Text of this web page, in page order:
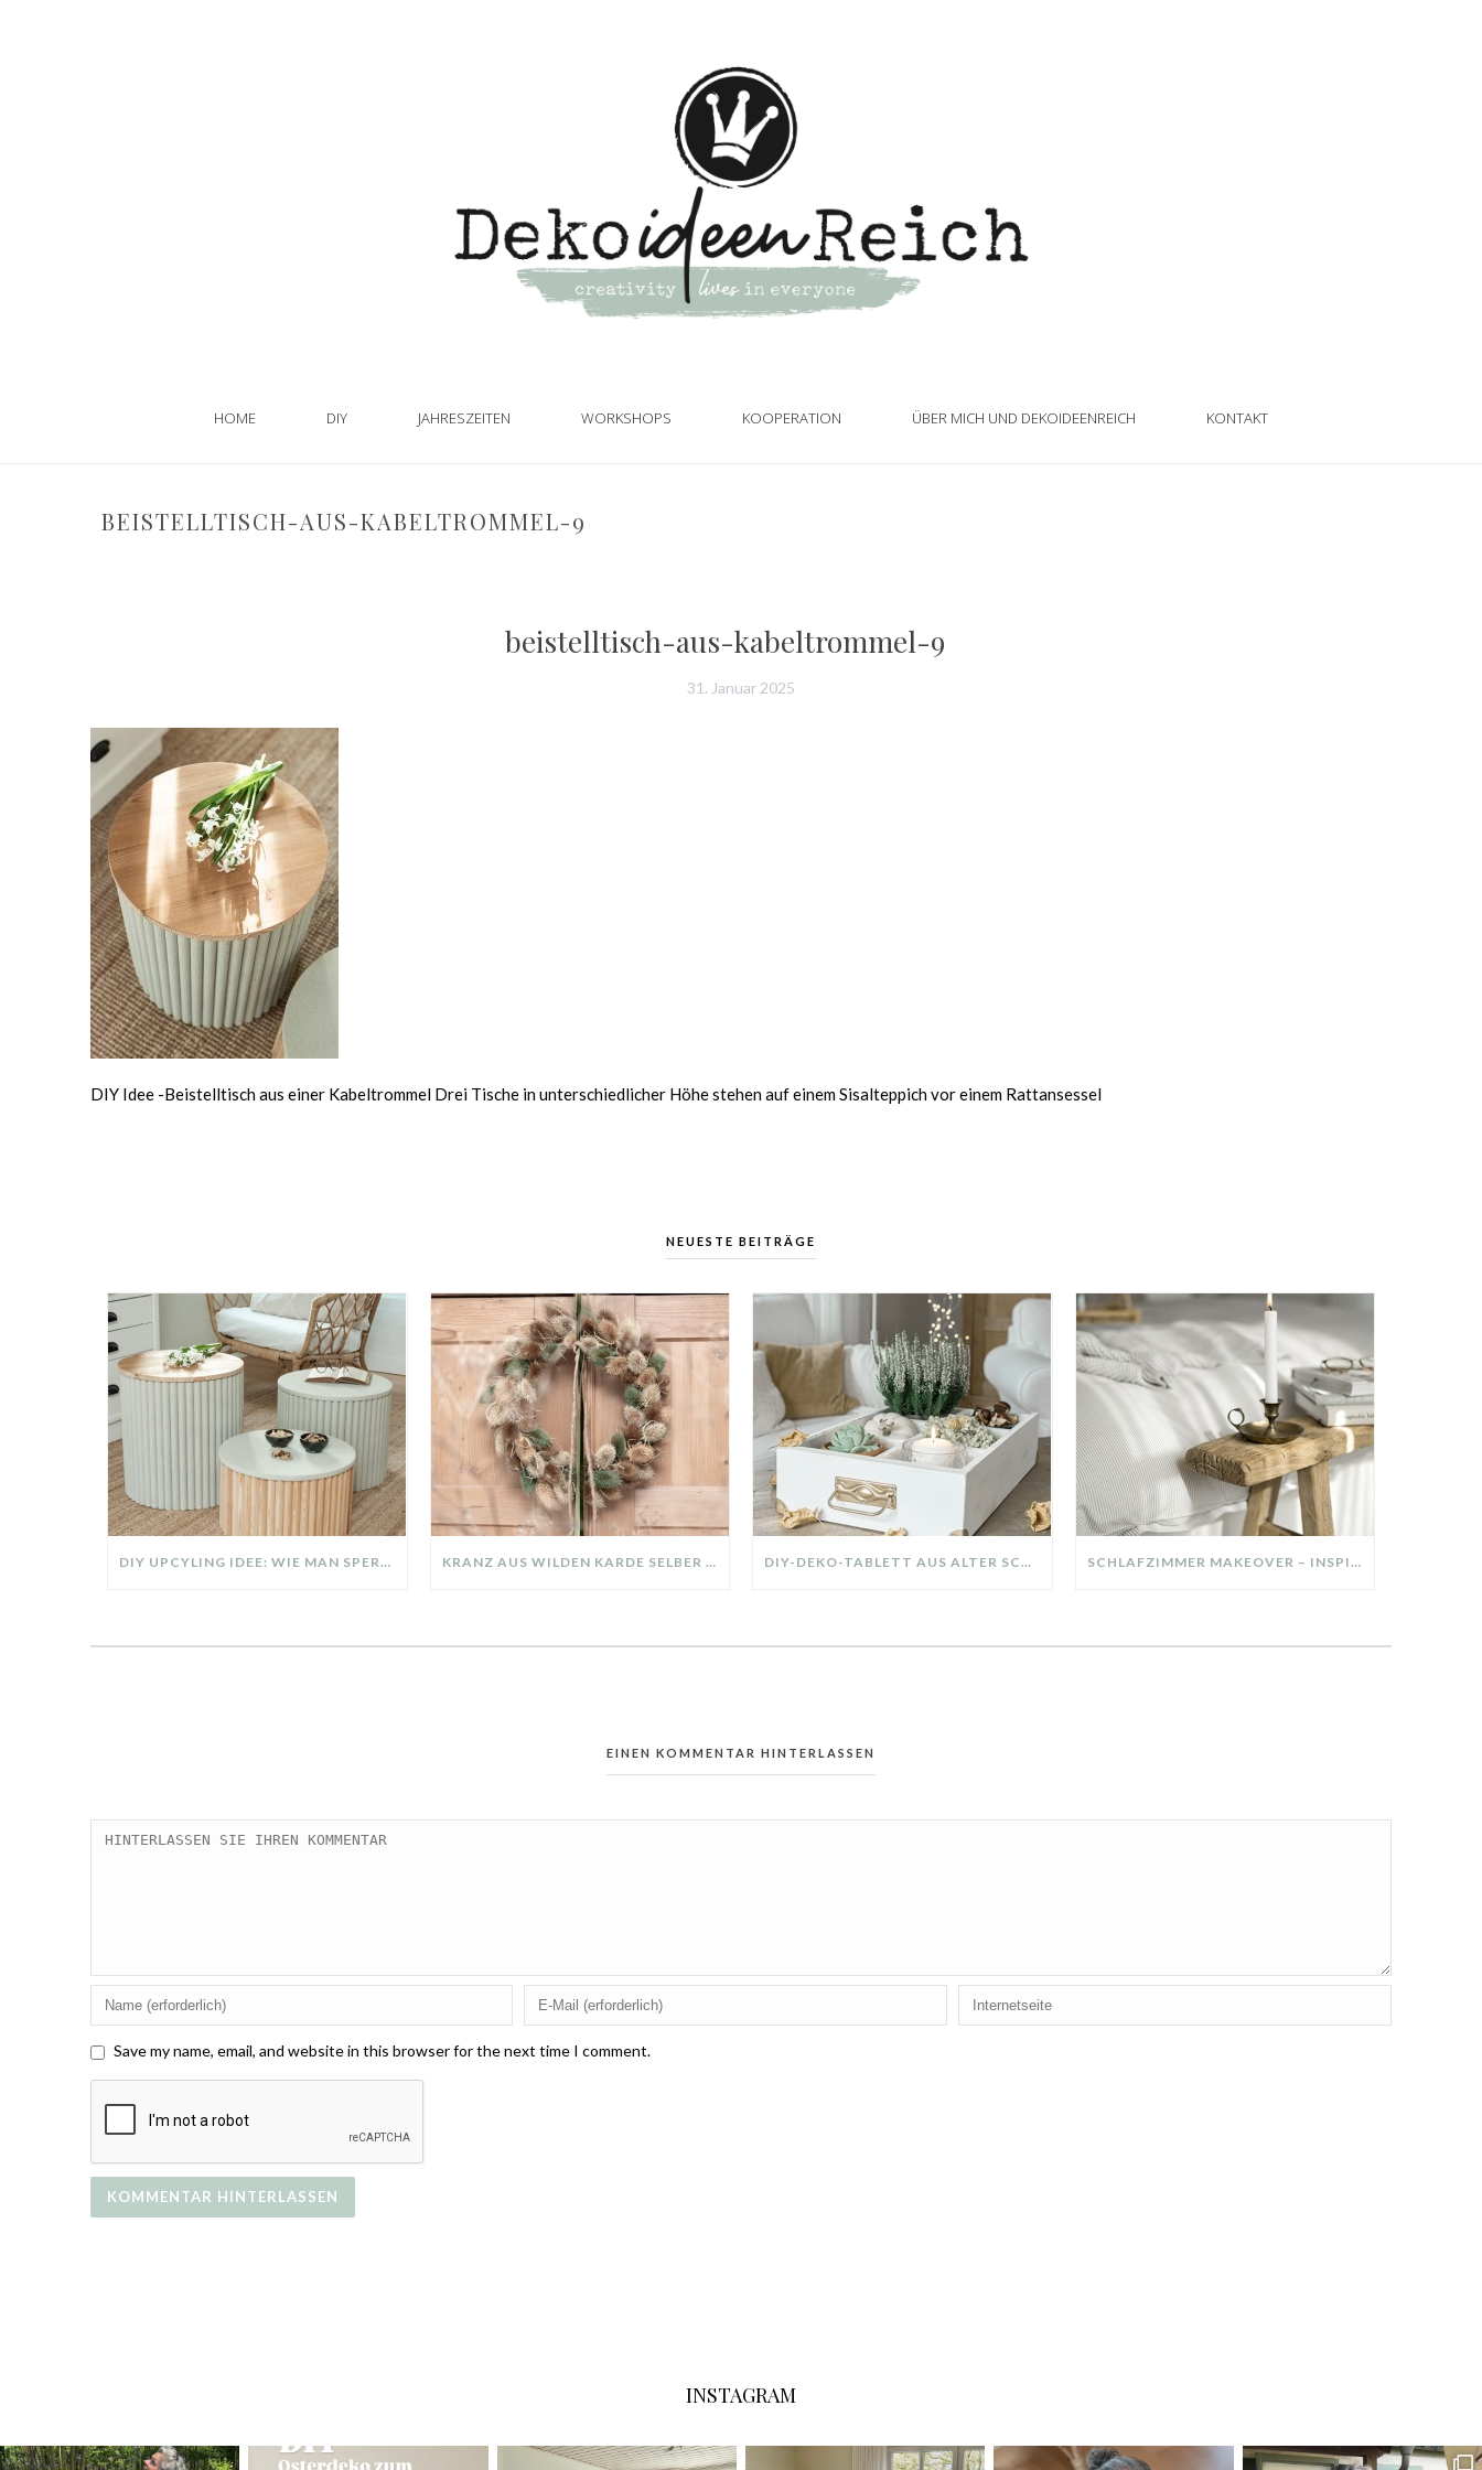
HOME DIY JAHRESZEITEN WORKSHOPS KOOPERATION ÜBER MICH UND DEKOIDEENREICH KONTAKT
BEISTELLTISCH-AUS-KABELTROMMEL-9
beistelltisch-aus-kabeltrommel-9
31. Januar 2025
DIY Idee -Beistelltisch aus einer Kabeltrommel Drei Tische in unterschiedlicher Höhe stehen auf einem Sisalteppich vor einem Rattansessel
NEUESTE BEITRÄGE
DIY UPCYLING IDEE: WIE MAN SPERRMÜLL IN EIN DESIGNER TEIL VERWANDELT KRANZ AUS WILDEN KARDE SELBER MACHEN: HERBSTDEKO GANZ EINFACH DIY-DEKO-TABLETT AUS ALTER SCHUBLADE – NACHHALTIGE HERBSTDEKO SELBER MACHEN! SCHLAFZIMMER MAKEOVER – INSPIRATION FÜR DEIN SCHLAFZIMMER: AUS ALT MACH NEU – HELL, GEMÜTLICH UND EINLADEND
EINEN KOMMENTAR HINTERLASSEN
Save my name, email, and website in this browser for the next time I comment.
INSTAGRAM